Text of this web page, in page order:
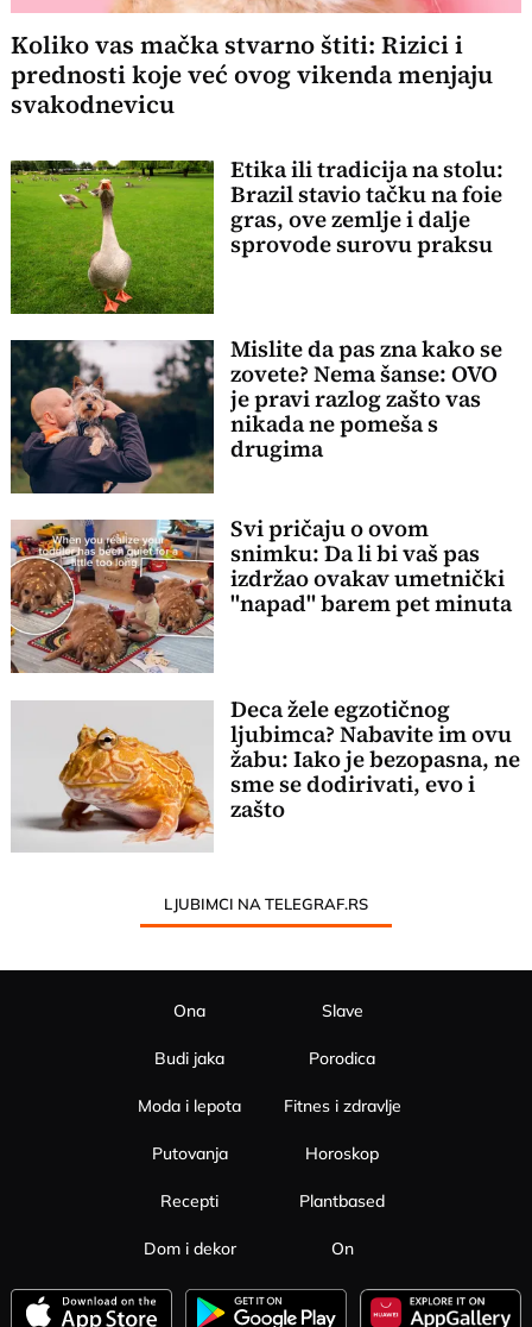
Koliko vas mačka stvarno štiti: Rizici i
prednosti koje već ovog vikenda menjaju
svakodnevicu
Etika ili tradicija na stolu:
Brazil stavio tačku na foie
gras, ove zemlje i dalje
sprovode surovu praksu
Mislite da pas zna kako se
zovete? Nema šanse: OVO
je pravi razlog zašto vas
nikada ne pomeša s
drugima
Svi pričaju o ovom
snimku: Da li bi vaš pas
izdržao ovakav umetnički
"napad" barem pet minuta
Deca žele egzotičnog
ljubimca? Nabavite im ovu
žabu: Iako je bezopasna, ne
sme se dodirivati, evo i
zašto
LJUBIMCI NA TELEGRAF.RS
Ona
Budi jaka
Moda i lepota
Slave
Porodica
Fitnes i zdravlje
Putovanja
Recepti
Dom i dekor
Horoskop
Plantbased
On